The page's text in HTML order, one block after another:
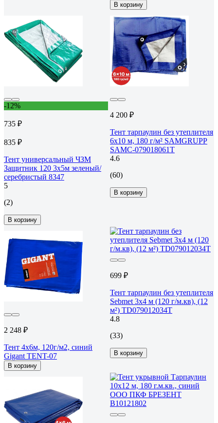
В корзину
-12%
735 ₽
835 ₽
Тент универсальный ЧЗМ
Защитник 120 3х5м зеленый/
серебристый 8347
5
(2)
В корзину
4 200 ₽
Тент тарпаулин без утеплителя
6x10 м, 180 г/м² SAMGRUPP
SAMC-079018061Т
4.6
(60)
В корзину
2 248 ₽
Тент 4х6м, 120г/м2, синий
Gigant TENT-07
В корзину
699 ₽
Тент тарпаулин без утеплителя
Sebmet 3x4 м (120 г/м.кв), (12
м²) TD079012034Т
4.8
(33)
В корзину